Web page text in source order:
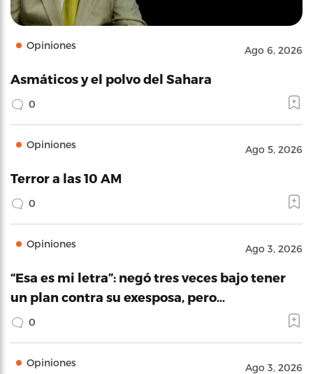
Opiniones Ago 6, 2026
Asmáticos y el polvo del Sahara
0
Opiniones Ago 5, 2026
Terror a las 10 AM
0
Opiniones Ago 3, 2026
“Esa es mi letra”: negó tres veces bajo tener
un plan contra su exesposa, pero…
0
Opiniones Ago 3, 2026